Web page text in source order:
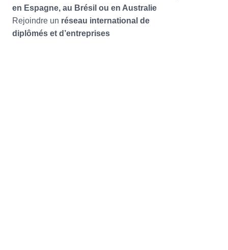
en Espagne, au Brésil ou en Australie
Rejoindre un réseau international de
diplômés et d’entreprises